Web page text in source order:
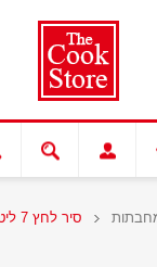
סיר לחץ 7 ליטר טפאל secure